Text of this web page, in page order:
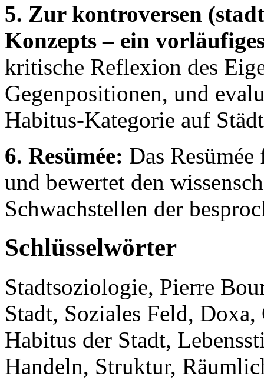
5. Zur kontroversen
Konzepts – ein
kritische Reflexion des
Gegenpositionen, und
Habitus-Kategorie auf
6. Resümée: Das
und bewertet den
Schwachstellen der
Schlüsselwörter
Stadtsoziologie, Pierre
Stadt, Soziales Feld,
Habitus der Stadt,
Handeln, Struktur,